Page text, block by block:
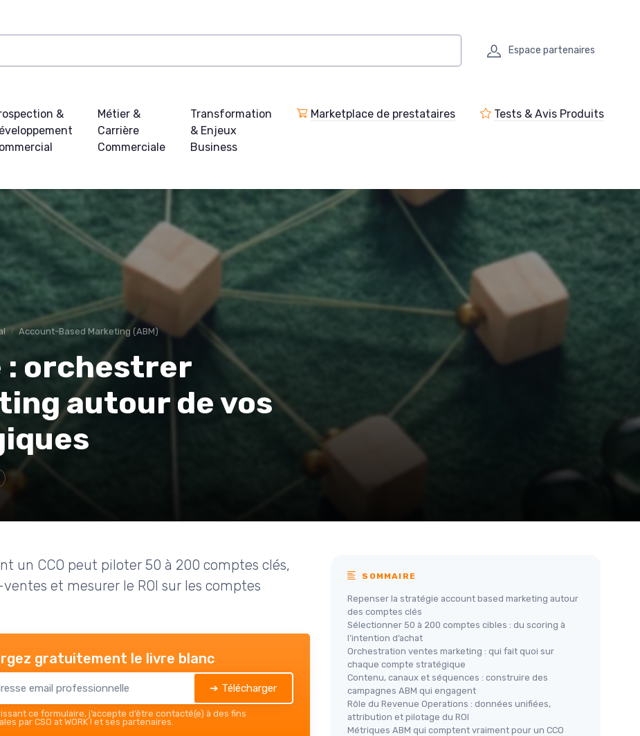
Espace partenaires
&
Métier &
Carrière
Commerciale
Transformation
& Enjeux
Business
Marketplace de prestataires Tests & Avis Produits
Account-Based Marketing (ABM)
: orchestrer
autour de vos
un CCO peut piloter 50 à 200 comptes clés,
et mesurer le ROI sur les comptes
gratuitement le livre blanc
➔ Télécharger
ce formulaire, j’accepte d’être contacté(e) à des fins
par CSO at WORK ! et ses partenaires.
SOMMAIRE
Repenser la stratégie account based marketing autour
des comptes clés
Sélectionner 50 à 200 comptes cibles : du scoring à
l’intention d’achat
Orchestration ventes marketing : qui fait quoi sur
chaque compte stratégique
Contenu, canaux et séquences : construire des
campagnes ABM qui engagent
Rôle du Revenue Operations : données unifiées,
attribution et pilotage du ROI
Métriques ABM qui comptent vraiment pour un CCO